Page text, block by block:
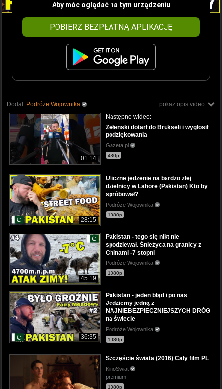
Aby móc oglądać na tym urządzeniu
POBIERZ BEZPŁATNĄ APLIKACJĘ
pokaż opis video
Dodał: Podróże Wojownika
01:14
Następne wideo:
Zełenski dotarł do Brukseli i wygłosił
podziękowania
Gazeta.pl
480p
28:15
Uliczne jedzenie na bardzo złej
dzielnicy w Lahore (Pakistan) Kto by
spróbował?
Podróże Wojownika
1080p
45:19
Pakistan - tego się nikt nie
spodziewał. Śnieżyca na granicy z
Chinami -7 stopni
Podróże Wojownika
1080p
36:35
Pakistan - jeden błąd i po nas
Jedziemy jedną z
NAJNIEBEZPIECZNIEJSZYCH DRÓG
na świecie
Podróże Wojownika
1080p
Szczęście świata (2016) Cały film PL
KinoSwiat
premium
1080p